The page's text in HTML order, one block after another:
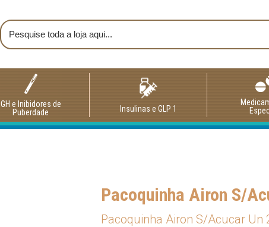
GH e Inibidores de
Puberdade
Insulinas e GLP 1
Pacoquinha Airon S/
Pacoquinha Airon S/Acucar Un